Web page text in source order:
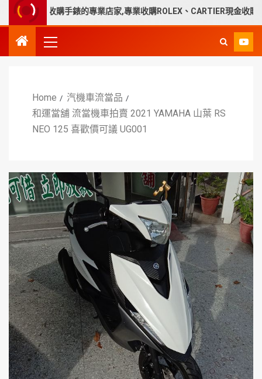
收購手錶的專業店家,專業收購ROLEX、CARTIER現金收購各品牌手
Home
汽機車流當品
和運當舖 流當機車拍賣 2021 YAMAHA 山葉 RS
NEO 125 喜歡價可議 UG001